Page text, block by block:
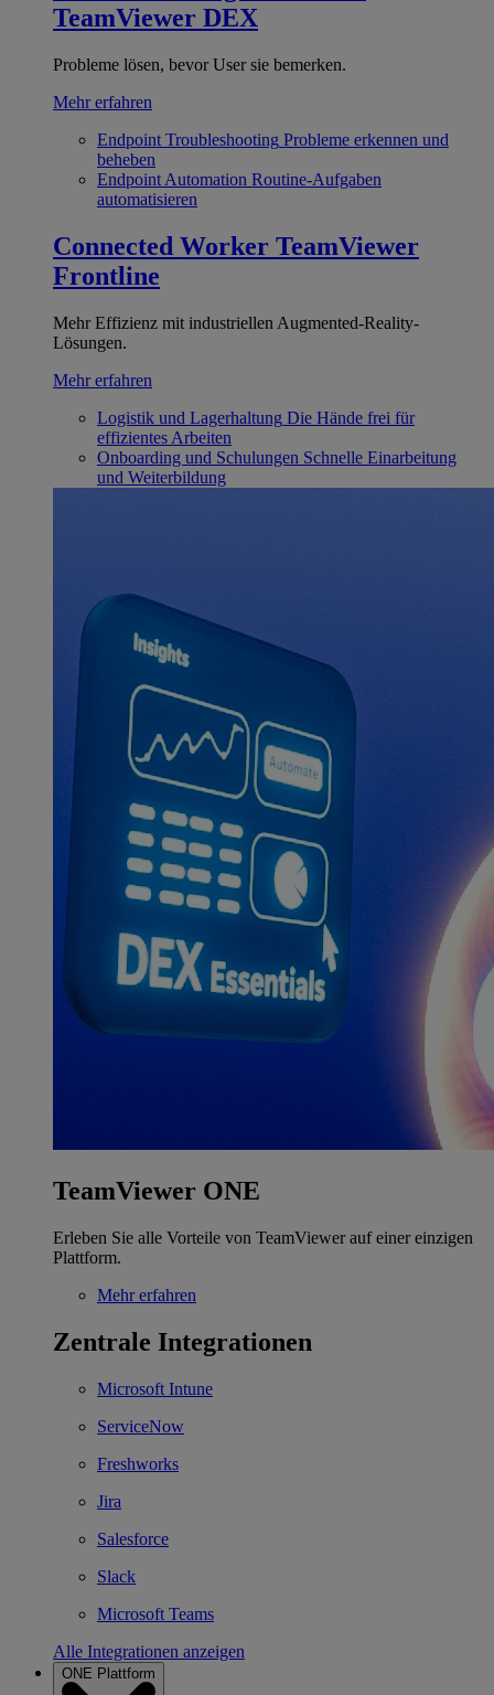
TeamViewer DEX
Probleme lösen, bevor User sie bemerken.
Mehr erfahren
Endpoint Troubleshooting Probleme erkennen und
beheben
Endpoint Automation Routine-Aufgaben
automatisieren
Connected Worker TeamViewer
Frontline
Mehr Effizienz mit industriellen Augmented-Reality-
Lösungen.
Mehr erfahren
Logistik und Lagerhaltung Die Hände frei für
effizientes Arbeiten
Onboarding und Schulungen Schnelle Einarbeitung
und Weiterbildung
TeamViewer ONE
Erleben Sie alle Vorteile von TeamViewer auf einer einzigen
Plattform.
Mehr erfahren
Zentrale Integrationen
Microsoft Intune
ServiceNow
Freshworks
Jira
Salesforce
Slack
Microsoft Teams
Alle Integrationen anzeigen
ONE Plattform